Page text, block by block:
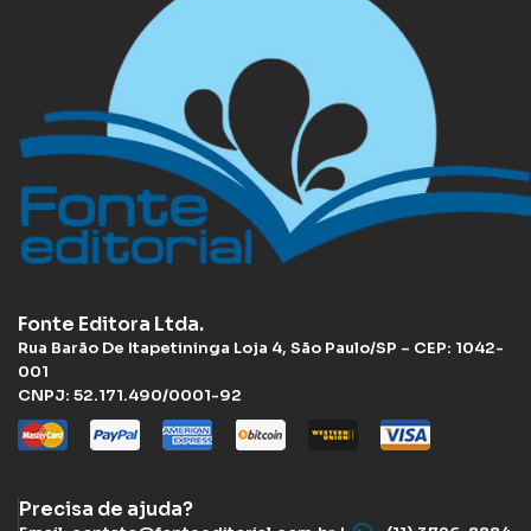
Fonte Editora Ltda.
Rua Barão De Itapetininga Loja 4, São Paulo/SP – CEP: 1042-
001
CNPJ: 52.171.490/0001-92
Precisa de ajuda?